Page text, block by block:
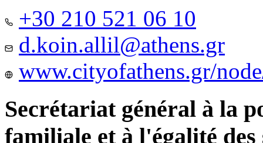
+30 210 521 06 10
d.koin.allil@athens.gr
www.cityofathens.gr/
Secrétariat général à la
familiale et à l'égalité des